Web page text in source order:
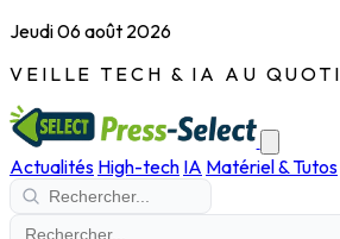
Jeudi 06 août 2026
VEILLE TECH & IA AU
Actualités High-tech IA Matériel & Tutos